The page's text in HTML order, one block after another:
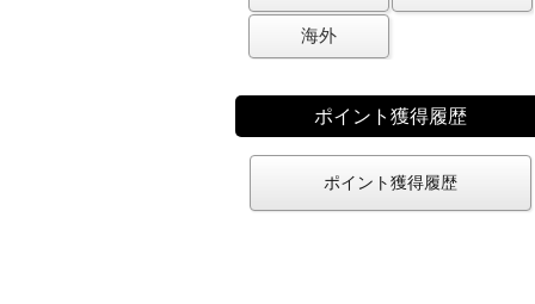
海外
ポイント獲得履歴
ポイント獲得履歴